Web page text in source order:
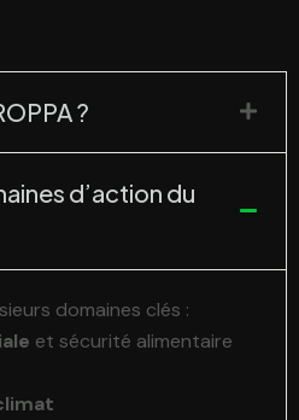
?
d’action du
domaines clés :
et sécurité alimentaire